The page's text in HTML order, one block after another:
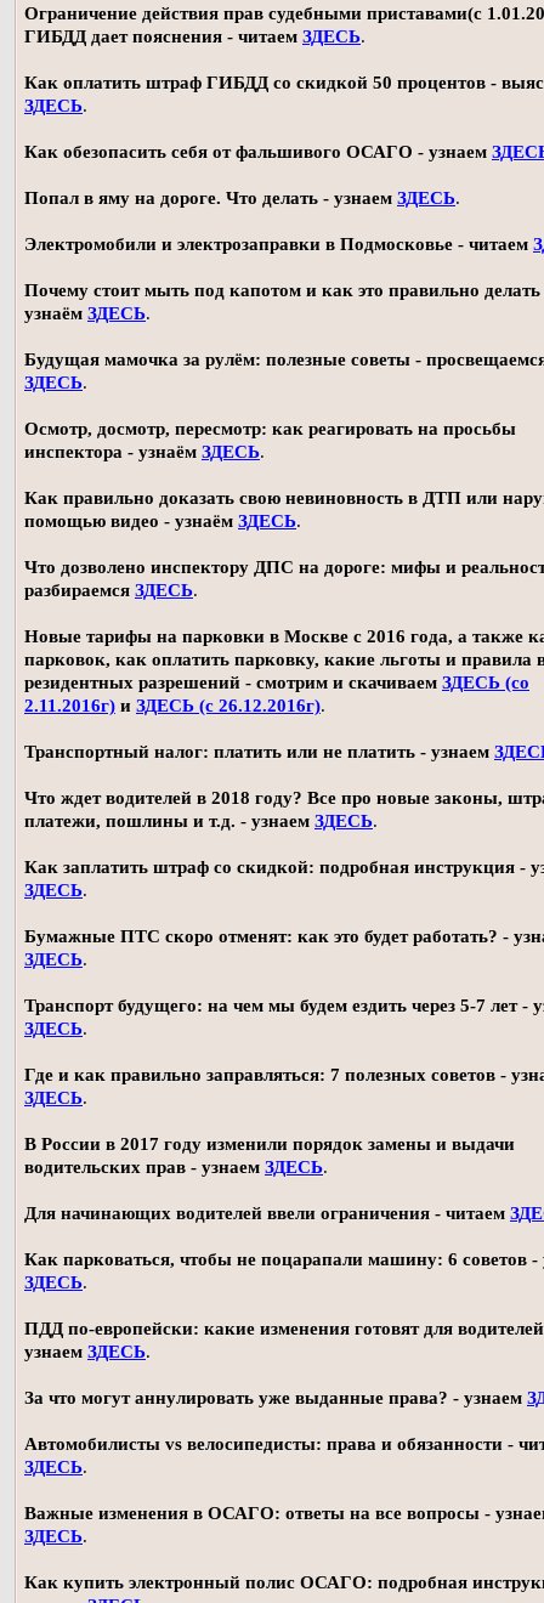
Ограничение действия прав судебными приставами(с
ГИБДД дает пояснения - читаем ЗДЕСЬ.
Как оплатить штраф ГИБДД со скидкой 50 процентов -
ЗДЕСЬ.
Как обезопасить себя от фальшивого ОСАГО - узнаем
Попал в яму на дороге. Что делать - узнаем ЗДЕСЬ.
Электромобили и электрозаправки в Подмосковье - читаем
Почему стоит мыть под капотом и как это правильно делать
узнаём ЗДЕСЬ.
Будущая мамочка за рулём: полезные советы -
ЗДЕСЬ.
Осмотр, досмотр, пересмотр: как реагировать на просьбы
инспектора - узнаём ЗДЕСЬ.
Как правильно доказать свою невиновность в ДТП или
помощью видео - узнаём ЗДЕСЬ.
Что дозволено инспектору ДПС на дороге: мифы и
разбираемся ЗДЕСЬ.
Новые тарифы на парковки в Москве с 2016 года, а также
парковок, как оплатить парковку, какие льготы и правила
резидентных разрешений - смотрим и скачиваем ЗДЕСЬ (со
2.11.2016г) и ЗДЕСЬ (с 26.12.2016г).
Транспортный налог: платить или не платить - узнаем
Что ждет водителей в 2018 году? Все про новые законы,
платежи, пошлины и т.д. - узнаем ЗДЕСЬ.
Как заплатить штраф со скидкой: подробная инструкция -
ЗДЕСЬ.
Бумажные ПТС скоро отменят: как это будет работать? -
ЗДЕСЬ.
Транспорт будущего: на чем мы будем ездить через 5-7 лет -
ЗДЕСЬ.
Где и как правильно заправляться: 7 полезных советов -
ЗДЕСЬ.
В России в 2017 году изменили порядок замены и выдачи
водительских прав - узнаем ЗДЕСЬ.
Для начинающих водителей ввели ограничения - читаем
Как парковаться, чтобы не поцарапали машину: 6 советов -
ЗДЕСЬ.
ПДД по-европейски: какие изменения готовят для
узнаем ЗДЕСЬ.
За что могут аннулировать уже выданные права? - узнаем
Автомобилисты vs велосипедисты: права и обязанности -
ЗДЕСЬ.
Важные изменения в ОСАГО: ответы на все вопросы -
ЗДЕСЬ.
Как купить электронный полис ОСАГО: подробная